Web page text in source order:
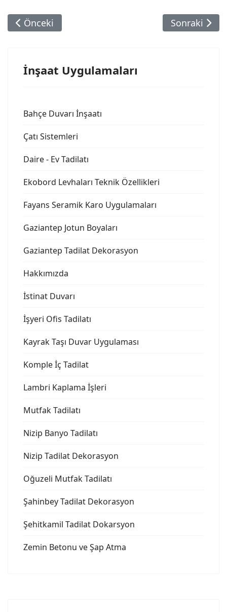
Önceki Makale: İstinat Duvarı
Önceki Sonraki
Sonraki
İnşaat Uygulamaları
Bahçe Duvarı İnşaatı
Çatı Sistemleri
Daire - Ev Tadilatı
Ekobord Levhaları Teknik Özellikleri
Fayans Seramik Karo Uygulamaları
Gaziantep Jotun Boyaları
Gaziantep Tadilat Dekorasyon
Hakkımızda
İstinat Duvarı
İşyeri Ofis Tadilatı
Kayrak Taşı Duvar Uygulaması
Komple İç Tadilat
Lambri Kaplama İşleri
Mutfak Tadilatı
Nizip Banyo Tadilatı
Nizip Tadilat Dekorasyon
Oğuzeli Mutfak Tadilatı
Şahinbey Tadilat Dekorasyon
Şehitkamil Tadilat Dokarsyon
Zemin Betonu ve Şap Atma